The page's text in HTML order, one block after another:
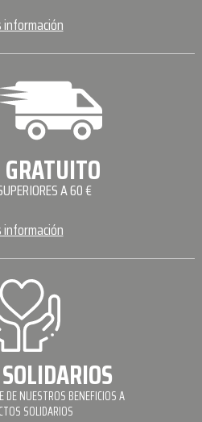
información
A 60 €
información
DE NUESTROS BENEFICIOS A
SOLIDARIOS